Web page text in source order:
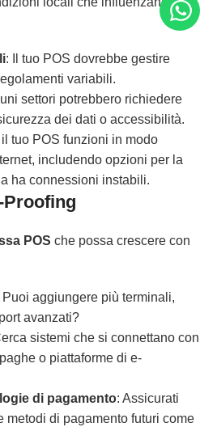
: Il tuo POS dovrebbe gestire
variabili.
settori potrebbero richiedere
dei dati o accessibilità.
tuo POS funzioni in modo
includendo opzioni per la
ha connessioni instabili.
Proofing
POS che possa crescere con
Puoi aggiungere più terminali,
avanzati?
sistemi che si connettano con
o piattaforme di e-
di pagamento: Assicurati
metodi di pagamento futuri come